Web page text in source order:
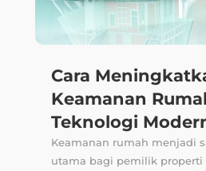
Cara
Keamanan
Teknologi
Keamanan rumah menjadi
utama bagi pemilik properti